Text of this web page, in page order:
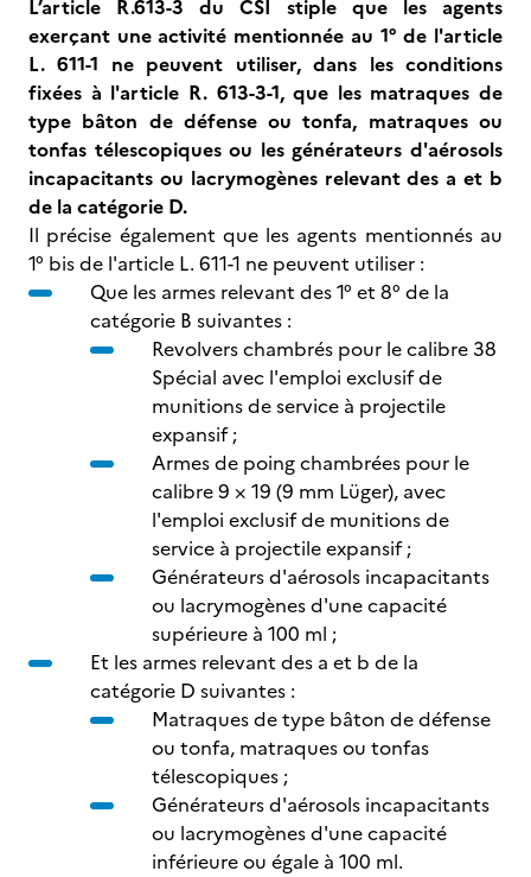
L’article R.613-3 du CSI stiple que les agents
exerçant une activité mentionnée au 1° de l'article
L. 611-1 ne peuvent utiliser, dans les conditions
fixées à l'article R. 613-3-1, que les matraques de
type bâton de défense ou tonfa, matraques ou
tonfas télescopiques ou les générateurs d'aérosols
incapacitants ou lacrymogènes relevant des a et b
de la catégorie D.
Il précise également que les agents mentionnés au
1° bis de l'article L. 611-1 ne peuvent utiliser :
Que les armes relevant des 1° et 8° de la
catégorie B suivantes :
Revolvers chambrés pour le calibre 38
Spécial avec l'emploi exclusif de
munitions de service à projectile
expansif ;
Armes de poing chambrées pour le
calibre 9 × 19 (9 mm Lüger), avec
l'emploi exclusif de munitions de
service à projectile expansif ;
Générateurs d'aérosols incapacitants
ou lacrymogènes d'une capacité
supérieure à 100 ml ;
Et les armes relevant des a et b de la
catégorie D suivantes :
Matraques de type bâton de défense
ou tonfa, matraques ou tonfas
télescopiques ;
Générateurs d'aérosols incapacitants
ou lacrymogènes d'une capacité
inférieure ou égale à 100 ml.